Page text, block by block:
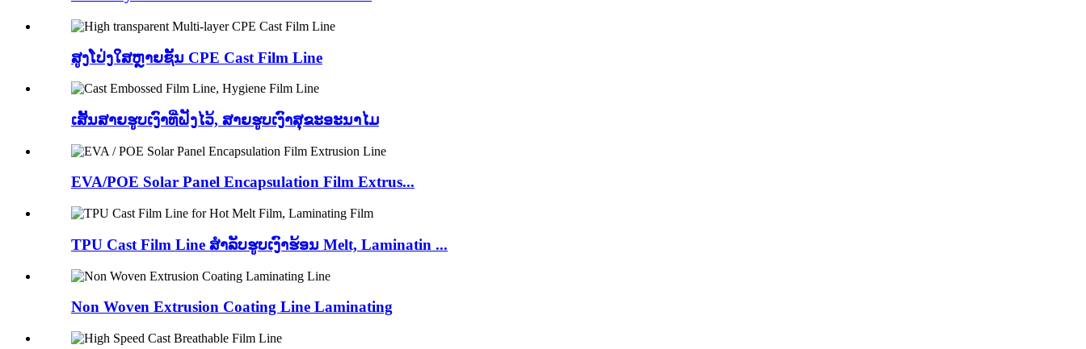
ສູງໂປ່ງໃສຫຼາຍຊັ້ນ CPE Cast Film Line
ເສັ້ນສາຍຮູບເງົາທີ່ຝັງໄວ້, ສາຍຮູບເງົາສຸຂະອະນາໄມ
EVA/POE Solar Panel Encapsulation Film Extrus...
TPU Cast Film Line ສໍາລັບຮູບເງົາຮ້ອນ Melt, Laminatin ...
Non Woven Extrusion Coating Line Laminating